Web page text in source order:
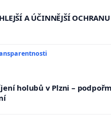
A ÚČINNĚJŠÍ
holubů v Plzni –